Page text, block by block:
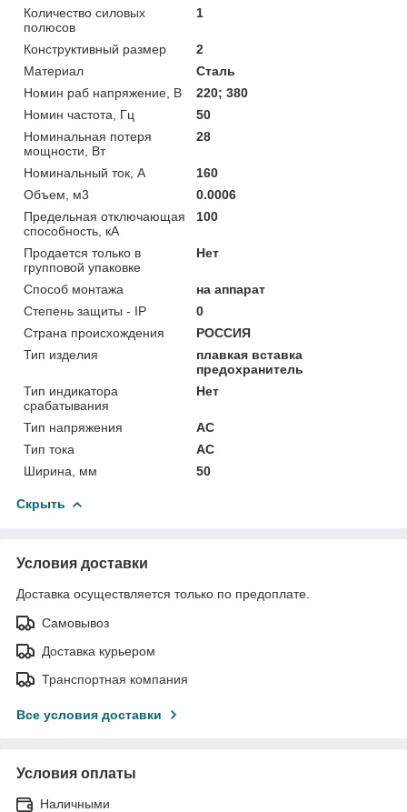
Количество силовых
полюсов
1
Конструктивный размер
2
Материал
Сталь
Номин раб напряжение, В
220; 380
Номин частота, Гц
50
Номинальная потеря
мощности, Вт
28
Номинальный ток, А
160
Объем, м3
0.0006
Предельная отключающая
способность, кA
100
Продается только в
групповой упаковке
Нет
Способ монтажа
на аппарат
Степень защиты - IP
0
Страна происхождения
РОССИЯ
Тип изделия
плавкая вставка
предохранитель
Тип индикатора
срабатывания
Нет
Тип напряжения
AC
Тип тока
AC
Ширина, мм
50
Скрыть
Условия доставки
Доставка осуществляется только по предоплате.
Самовывоз
Доставка курьером
Транспортная компания
Все условия доставки
Условия оплаты
Наличными